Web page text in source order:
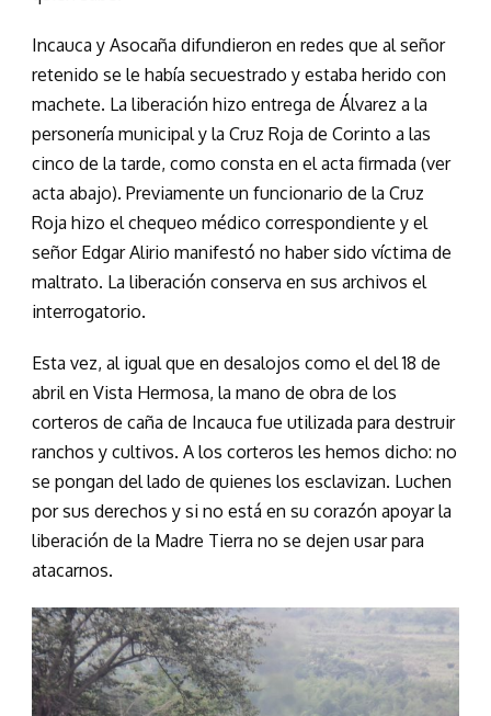
Incauca y Asocaña difundieron en redes que al señor
retenido se le había secuestrado y estaba herido con
machete. La liberación hizo entrega de Álvarez a la
personería municipal y la Cruz Roja de Corinto a las
cinco de la tarde, como consta en el acta firmada (ver
acta abajo). Previamente un funcionario de la Cruz
Roja hizo el chequeo médico correspondiente y el
señor Edgar Alirio manifestó no haber sido víctima de
maltrato. La liberación conserva en sus archivos el
interrogatorio.
Esta vez, al igual que en desalojos como el del 18 de
abril en Vista Hermosa, la mano de obra de los
corteros de caña de Incauca fue utilizada para destruir
ranchos y cultivos. A los corteros les hemos dicho: no
se pongan del lado de quienes los esclavizan. Luchen
por sus derechos y si no está en su corazón apoyar la
liberación de la Madre Tierra no se dejen usar para
atacarnos.